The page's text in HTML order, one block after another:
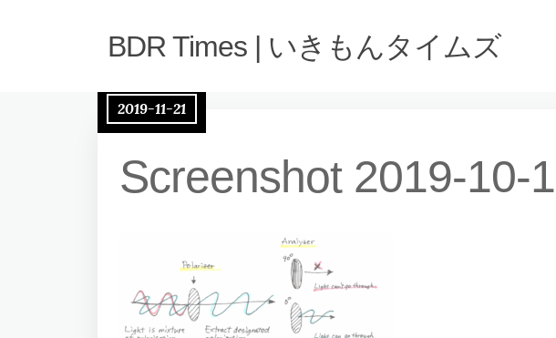
BDR Times | いきもんタイムズ
2019-11-21
Screenshot 2019-10-